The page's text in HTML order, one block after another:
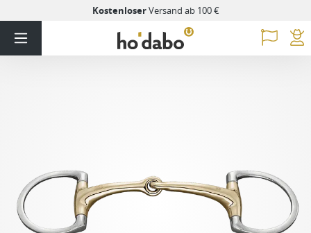
KostenloserVersand ab 100 €